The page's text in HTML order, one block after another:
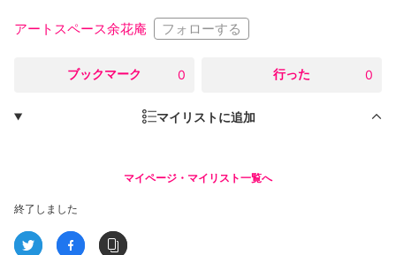
アートスペース余花庵 フォローする
ブックマーク 0 行った 0
マイリストに追加
マイページ・マイリスト一覧へ
終了しました